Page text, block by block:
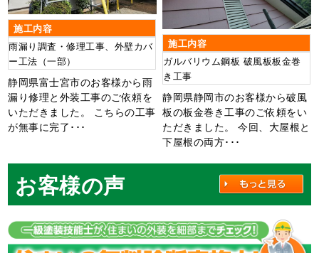
施工内容
雨漏り調査・修理工事、外壁カバ
ー工法（一部）
静岡県富士宮市のお客様から雨
漏り修理と外装工事のご依頼を
いただきました。 こちらの工事
が無事に完了･･･
施工内容
ガルバリウム鋼板 破風板板金巻
き工事
静岡県静岡市のお客様から破風
板の板金巻き工事のご依頼をい
ただきました。 今回、大屋根と
下屋根の両方･･･
お客様の声